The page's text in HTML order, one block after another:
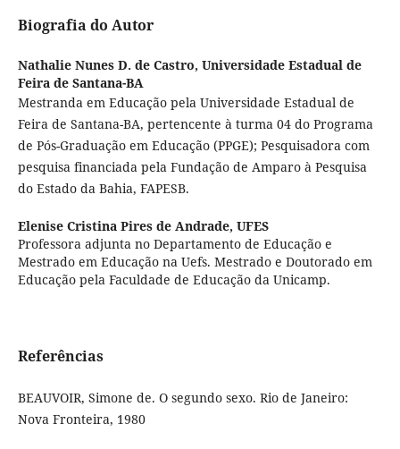
Biografia do Autor
Nathalie Nunes D. de Castro, Universidade Estadual de
Feira de Santana-BA
Mestranda em Educação pela Universidade Estadual de
Feira de Santana-BA, pertencente à turma 04 do Programa
de Pós-Graduação em Educação (PPGE); Pesquisadora com
pesquisa financiada pela Fundação de Amparo à Pesquisa
do Estado da Bahia, FAPESB.
Elenise Cristina Pires de Andrade, UFES
Professora adjunta no Departamento de Educação e
Mestrado em Educação na Uefs. Mestrado e Doutorado em
Educação pela Faculdade de Educação da Unicamp.
Referências
BEAUVOIR, Simone de. O segundo sexo. Rio de Janeiro:
Nova Fronteira, 1980